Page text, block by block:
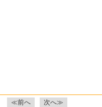
≪前へ 次へ≫